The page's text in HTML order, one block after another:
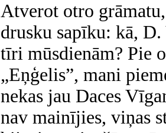
Atverot otro
drusku sapīku: kā,
tīri mūsdienām? Pie
„Eņģelis”, mani
nekas jau Daces
nav mainījies, viņas